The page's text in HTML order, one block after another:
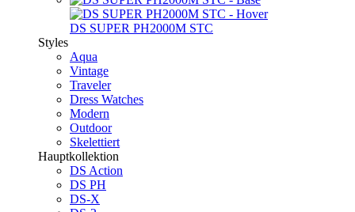
DS SUPER PH2000M STC
Styles
Aqua
Vintage
Traveler
Dress Watches
Modern
Outdoor
Skelettiert
Hauptkollektion
DS Action
DS PH
DS-X